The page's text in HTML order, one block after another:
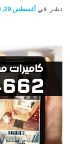
كاميرات مراقبة القرين
نشر في أغسطس 29, 2019